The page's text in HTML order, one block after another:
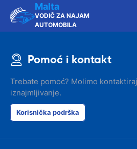
Malta
VODIČ ZA NAJAM
AUTOMOBILA
Pomoć i kontakt
Trebate pomoć? Molimo
iznajmljivanje.
Korisnička podrška